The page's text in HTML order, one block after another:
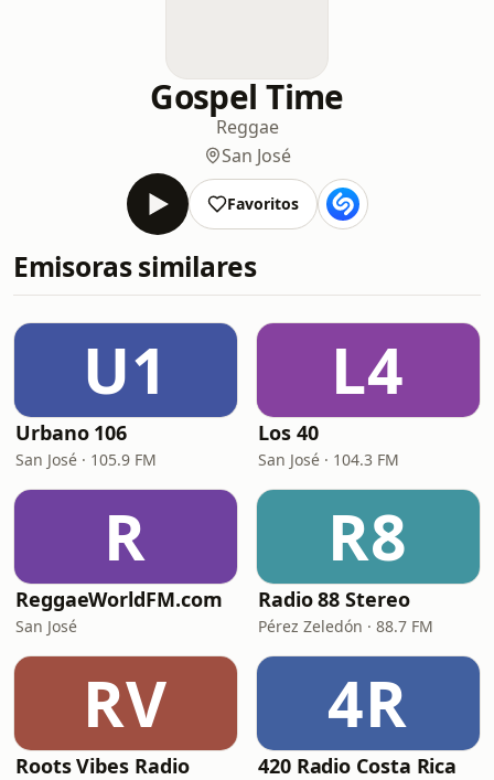
Gospel Time
Reggae
San José
Favoritos
Emisoras similares
U1
Urbano 106
San José · 105.9 FM
L4
Los 40
San José · 104.3 FM
R
ReggaeWorldFM.com
San José
R8
Radio 88 Stereo
Pérez Zeledón · 88.7 FM
RV
Roots Vibes Radio
4R
420 Radio Costa Rica